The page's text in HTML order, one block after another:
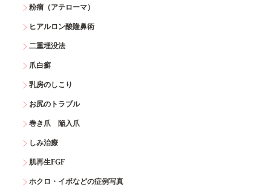
粉瘤（アテローマ）
ヒアルロン酸隆鼻術
二重埋没法
爪白癬
乳房のしこり
お尻のトラブル
巻き爪 陥入爪
しみ治療
肌再生FGF
ホクロ・イボなどの症例写真